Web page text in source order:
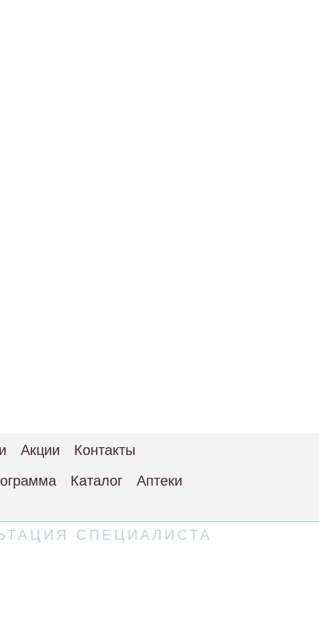
Акции
Контакты
Каталог Аптеки
СПЕЦИАЛИСТА